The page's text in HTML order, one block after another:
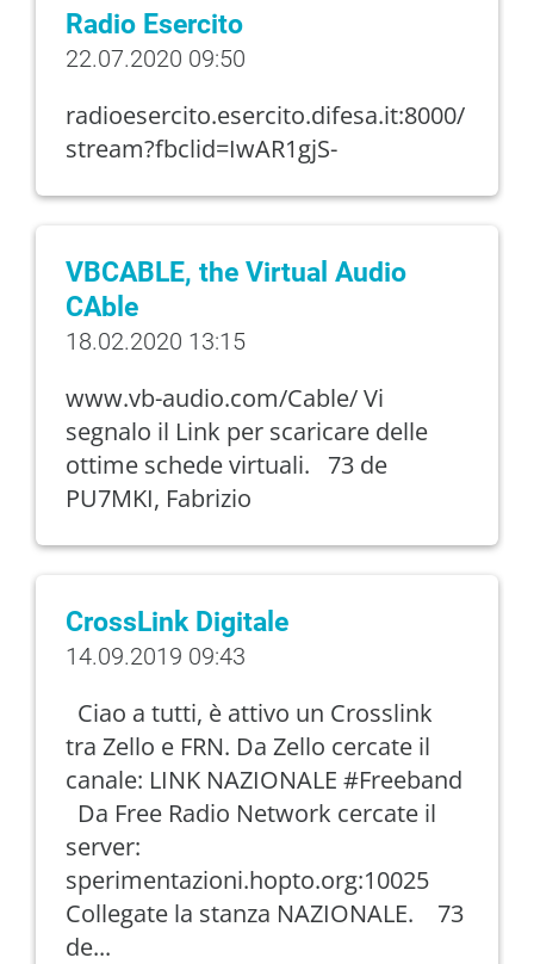
Radio Esercito
22.07.2020 09:50
radioesercito.esercito.difesa.it:8000/
stream?fbclid=IwAR1gjS-
VBCABLE, the Virtual Audio
CAble
18.02.2020 13:15
www.vb-audio.com/Cable/ Vi
segnalo il Link per scaricare delle
ottime schede virtuali. 73 de
PU7MKI, Fabrizio
CrossLink Digitale
14.09.2019 09:43
Ciao a tutti, è attivo un Crosslink
tra Zello e FRN. Da Zello cercate il
canale: LINK NAZIONALE #Freeband
Da Free Radio Network cercate il
server:
sperimentazioni.hopto.org:10025
Collegate la stanza NAZIONALE. 73
de...